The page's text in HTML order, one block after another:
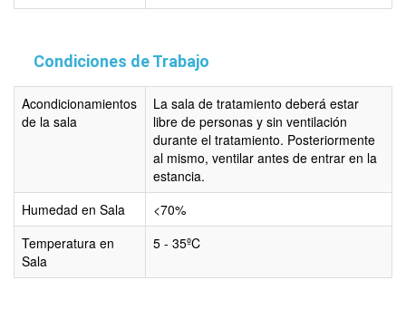
Condiciones de Trabajo
Acondicionamientos
de la sala
La sala de tratamiento deberá estar
libre de personas y sin ventilación
durante el tratamiento. Posteriormente
al mismo, ventilar antes de entrar en la
estancia.
Humedad en Sala
<70%
Temperatura en
Sala
5 - 35ºC